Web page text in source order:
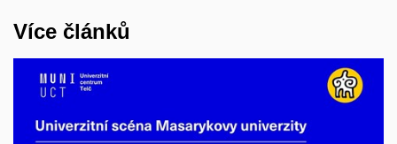
Více článků